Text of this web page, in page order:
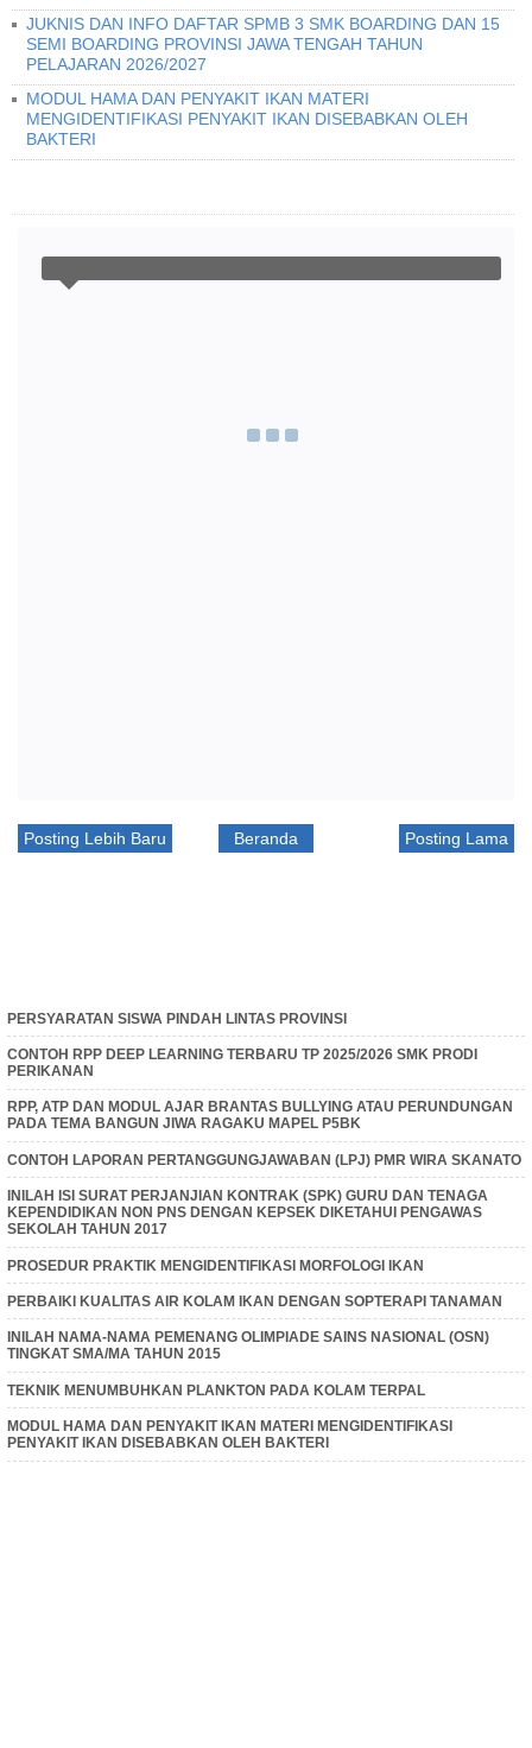
JUKNIS DAN INFO DAFTAR SPMB 3 SMK BOARDING DAN 15
SEMI BOARDING PROVINSI JAWA TENGAH TAHUN
PELAJARAN 2026/2027
MODUL HAMA DAN PENYAKIT IKAN MATERI
MENGIDENTIFIKASI PENYAKIT IKAN DISEBABKAN OLEH
BAKTERI
Posting Lebih Baru Posting Lama
Beranda
PERSYARATAN SISWA PINDAH LINTAS PROVINSI
CONTOH RPP DEEP LEARNING TERBARU TP 2025/2026 SMK PRODI
PERIKANAN
RPP, ATP DAN MODUL AJAR BRANTAS BULLYING ATAU PERUNDUNGAN
PADA TEMA BANGUN JIWA RAGAKU MAPEL P5BK
CONTOH LAPORAN PERTANGGUNGJAWABAN (LPJ) PMR WIRA SKANATO
INILAH ISI SURAT PERJANJIAN KONTRAK (SPK) GURU DAN TENAGA
KEPENDIDIKAN NON PNS DENGAN KEPSEK DIKETAHUI PENGAWAS
SEKOLAH TAHUN 2017
PROSEDUR PRAKTIK MENGIDENTIFIKASI MORFOLOGI IKAN
PERBAIKI KUALITAS AIR KOLAM IKAN DENGAN SOPTERAPI TANAMAN
INILAH NAMA-NAMA PEMENANG OLIMPIADE SAINS NASIONAL (OSN)
TINGKAT SMA/MA TAHUN 2015
TEKNIK MENUMBUHKAN PLANKTON PADA KOLAM TERPAL
MODUL HAMA DAN PENYAKIT IKAN MATERI MENGIDENTIFIKASI
PENYAKIT IKAN DISEBABKAN OLEH BAKTERI